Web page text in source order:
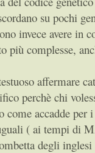
su pochi
invece avere in
più complesse,
affermare
perchè chi
accadde per
( ai tempi di
degli inglesi